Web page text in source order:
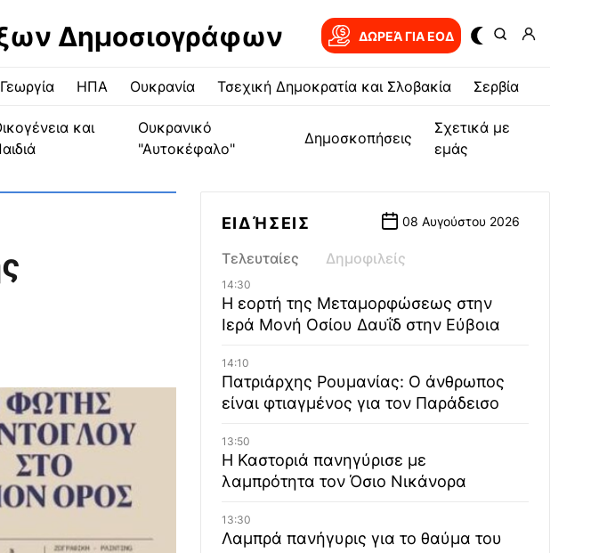
Δημοσιογράφων ΔΩΡΕΆ ΓΙΑ EOΔ
Γεωργία ΗΠΑ Ουκρανία Τσεχική Δημοκρατία και Σλοβακία Σερβία
και
Ουκρανικό
"Αυτοκέφαλο"
Δημοσκοπήσεις
Σχετικά με
εμάς
ΕΙΔΉΣΕΙΣ 08 Αυγούστου 2026
Τελευταίες Δημοφιλείς
14:30
Η εορτή της Μεταμορφώσεως στην
Ιερά Μονή Οσίου Δαυΐδ στην Εύβοια
14:10
Πατριάρχης Ρουμανίας: Ο άνθρωπος
είναι φτιαγμένος για τον Παράδεισο
13:50
Η Καστοριά πανηγύρισε με
λαμπρότητα τον Όσιο Νικάνορα
13:30
Λαμπρά πανήγυρις για το θαύμα του